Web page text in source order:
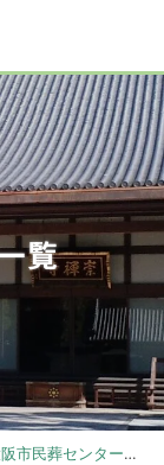
覧
市民葬センター